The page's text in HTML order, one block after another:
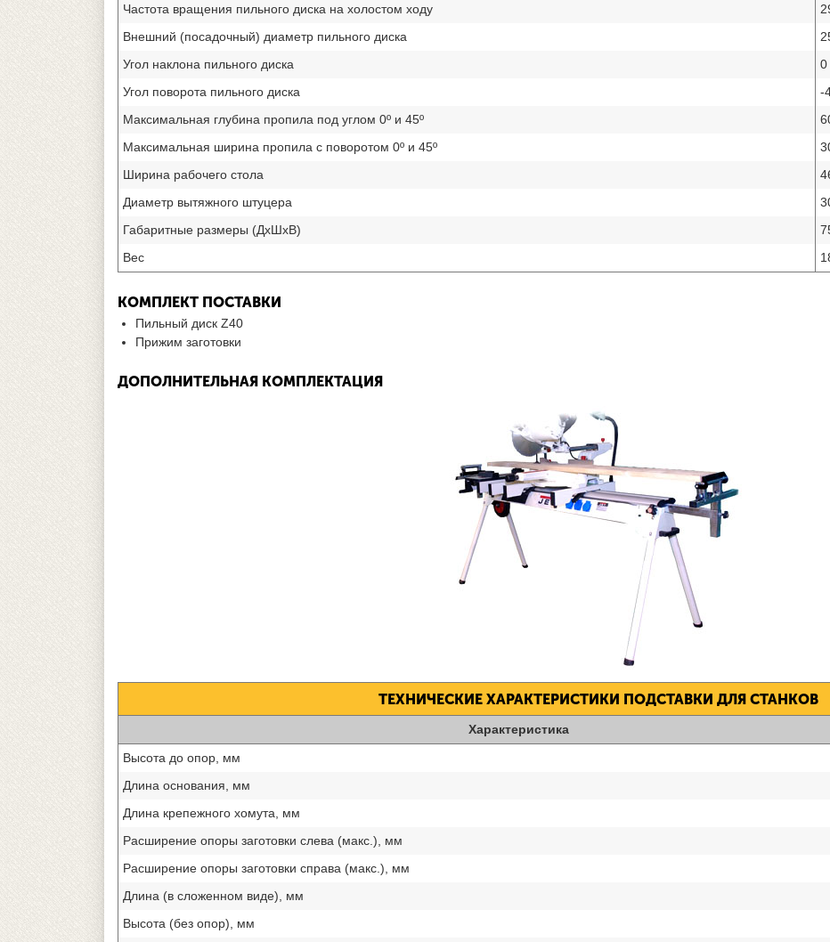
Частота вращения пильного диска на холостом ходу
Внешний (посадочный) диаметр пильного диска
Угол наклона пильного диска
0
Угол поворота пильного диска
-
Максимальная глубина пропила под углом 0º и 45º
Максимальная ширина пропила с поворотом 0º и 45º
Ширина рабочего стола
Диаметр вытяжного штуцера
Габаритные размеры (ДхШхВ)
Вес
КОМПЛЕКТ ПОСТАВКИ
Пильный диск Z40
Прижим заготовки
ДОПОЛНИТЕЛЬНАЯ КОМПЛЕКТАЦИЯ
ТЕХНИЧЕСКИЕ ХАРАКТЕРИСТИКИ ПОДСТАВКИ ДЛЯ СТАНКОВ
Характеристика
Высота до опор, мм
Длина основания, мм
Длина крепежного хомута, мм
Расширение опоры заготовки слева (макс.), мм
Расширение опоры заготовки справа (макс.), мм
Длина (в сложенном виде), мм
Высота (без опор), мм